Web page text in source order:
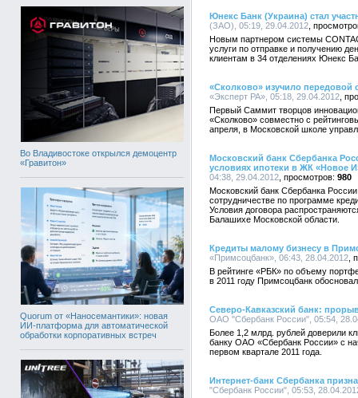
Во Владивостоке открылся демоцентр
«Гравитон»
Quorum от «Наносемантики»: новая
ИИ-платформа для автоматической
обработки корпоративных встреч
Юнекс Банк (Украина) стал
(ЗАО), 05:19, 29.04.2012
Новым партнером системы
услуги по отправке и получению
клиентам в 34 отделениях Юнекс
«Сколково» изучило
«Эксперт РА», 05:18, 29.04.2012
Первый Саммит творцов
«Сколково» совместно с
апреля, в Московской школе
Московский банк Сбербанка
условиях ипотеки в ЖК «Новое
04:38, 29.04.2012
980
Московский банк Сбербанка
сотрудничестве по программе
Условия договора
Балашихе Московской области.
Кредиты малому бизнесу в
«Примсоцбанк», 06:43, 28.04.2012
В рейтинге «РБК» по объему
в 2011 году Примсоцбанк
Северо-Кавказский банк:
ОАО "Сбербанк России", 05:54,
Более 1,2 млрд. рублей доверили
банку ОАО «Сбербанк России» с
первом квартале 2011 года.
Интернет-банк Сбербанка
"Сбербанк России", 05:53,